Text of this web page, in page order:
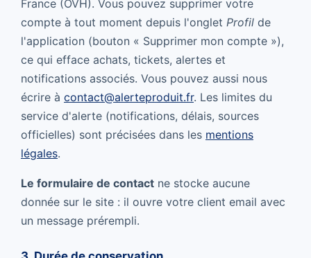
France (OVH). Vous pouvez supprimer votre
compte à tout moment depuis l'onglet Profil de
l'application (bouton « Supprimer mon compte »),
ce qui efface achats, tickets, alertes et
notifications associés. Vous pouvez aussi nous
écrire à contact@alerteproduit.fr. Les limites du
service d'alerte (notifications, délais, sources
officielles) sont précisées dans les mentions
légales.
Le formulaire de contact ne stocke aucune
donnée sur le site : il ouvre votre client email avec
un message prérempli.